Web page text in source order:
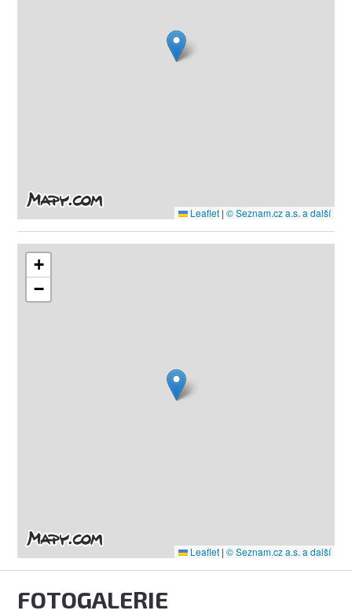
Leaflet | © Seznam.cz a.s. a další
+
−
Leaflet | © Seznam.cz a.s. a další
FOTOGALERIE